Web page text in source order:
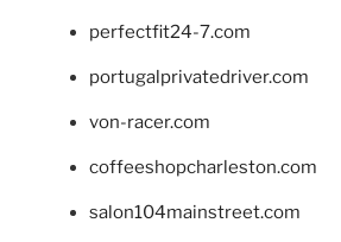
perfectfit24-7.com
portugalprivatedriver.com
von-racer.com
coffeeshopcharleston.com
salon104mainstreet.com